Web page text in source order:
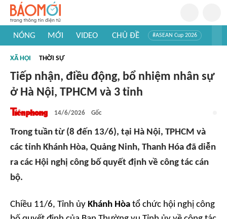
NÓNG MỚI VIDEO CHỦ ĐỀ #ASEAN Cup 2026
#Khám phá thế giới
XÃ HỘI THỜI SỰ
Tiếp nhận, điều động, bổ nhiệm nhân sự
ở Hà Nội, TPHCM và 3 tỉnh
14/6/2026 Gốc
Trong tuần từ (8 đến 13/6), tại Hà Nội, TPHCM và
các tỉnh Khánh Hòa, Quảng Ninh, Thanh Hóa đã diễn
ra các Hội nghị công bố quyết định về công tác cán
bộ.
Chiều 11/6, Tỉnh ủy Khánh Hòa tổ chức hội nghị công